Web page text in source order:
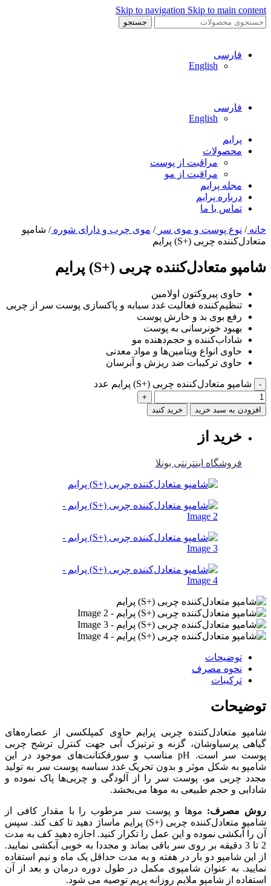
Skip to navigation Skip to main content
جستجو
فارسی
English
فارسی
English
پرایم
محصولات
مراقبت از پوست
مراقبت از مو
مجله پرایم
درباره پرایم
تماس با ما
خانه/ نوع پوست و موی سر/ موی چرب و دارای شوره/ شامپو
متعادل‌کننده چربی (+S) پرایم
شامپو متعادل‌کننده چربی (+S) پرایم
حاوی پیروکتون اولامین
تنظیم‌کننده فعالیت غدد سبابه و پاکسازی پوست سر از چربی
رفع بوی بد و خارش پوست
بهبود خونرسانی به پوست
شاداب‌کننده و حجم‌دهنده مو
حاوی انواع ویتامین‌ها و مواد معدنی
حاوی ترکیبات ضد ریزش و آبرسان
- شامپو متعادل‌کننده چربی (+S) پرایم عدد
+
افزودن به سبد خرید
خرید کنید
خرید از
فروشگاه اینترنتی بونلا
توضیحات
نحوه مصرف
ترکیبات
توضیحات
شامپو متعادل‌کننده چربی پرایم حاوی کمپلکسی از عصاره‌های
گیاهی پرسیاوشان، گزنه و ترتیزک آبی جهت کنترل ترشح چربی
پوست سر است. pH مناسب و سورفکتانت‌های موجود در این
شامپو به شکل موثر و بدون تحریک غدد سباسه پوست سر به تولید
مجدد چربی مو، پوست سر را از آلودگی و چربی‌ها پاک نموده و
شادابی و حجم طبیعی به موها می‌بخشد.
روش مصرف: موها و پوست سر مرطوب را با مقدار کافی از
شامپو متعادل‌کننده چربی (+S) پرایم ماساژ دهید تا کف کند. سپس
آن را آبکشی نموده و این عمل را تکرار کنید. اجازه دهید کف به مدت
2 تا 3 دقیقه بر روی سر باقی بماند و مجددا به خوبی آبکشی نمایید.
از این شامپو دو بار در هفته و به مدت حداقل یک ماه و نیم استفاده
نمایید. به عنوان شامپوی مکمل در طول دوره درمان و بعد از آن
استفاده از شامپو ملایم روزانه پریم توصیه می شود.